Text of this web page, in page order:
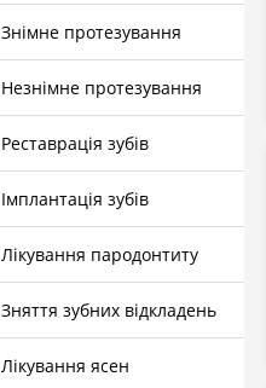
Знімне протезування
Незнімне протезування
Реставрація зубів
Імплантація зубів
Лікування пародонтиту
Зняття зубних відкладень
Лікування ясен